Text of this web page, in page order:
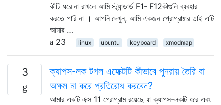
কীটি ধরে না রাখলে আমি স্ট্যান্ডার্ড F1- F12কীগুলি ব্যবহার
করতে পারি না । আপনি দেখুন, আমি একজন প্রোগ্রামার তাই এটি
আমার …
23
linux ubuntu keyboard xmodmap
3
ক্যাপস-লক টগল এফেক্টটি কীভাবে পুনরায় তৈরি বা
অক্ষম না করে প্রতিরোধ করবেন?
আমার একটি এক্স 11 প্রোগ্রাম রয়েছে যা ক্যাপস-লকটি ধরে এবং